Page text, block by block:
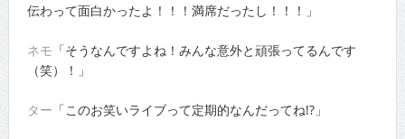
伝わって面白かったよ！！！満席だったし！！！」
ネモ 「そうなんですよね！みんな意外と頑張ってるんです
（笑）！」
ター 「このお笑いライブって定期的なんだってね!?」